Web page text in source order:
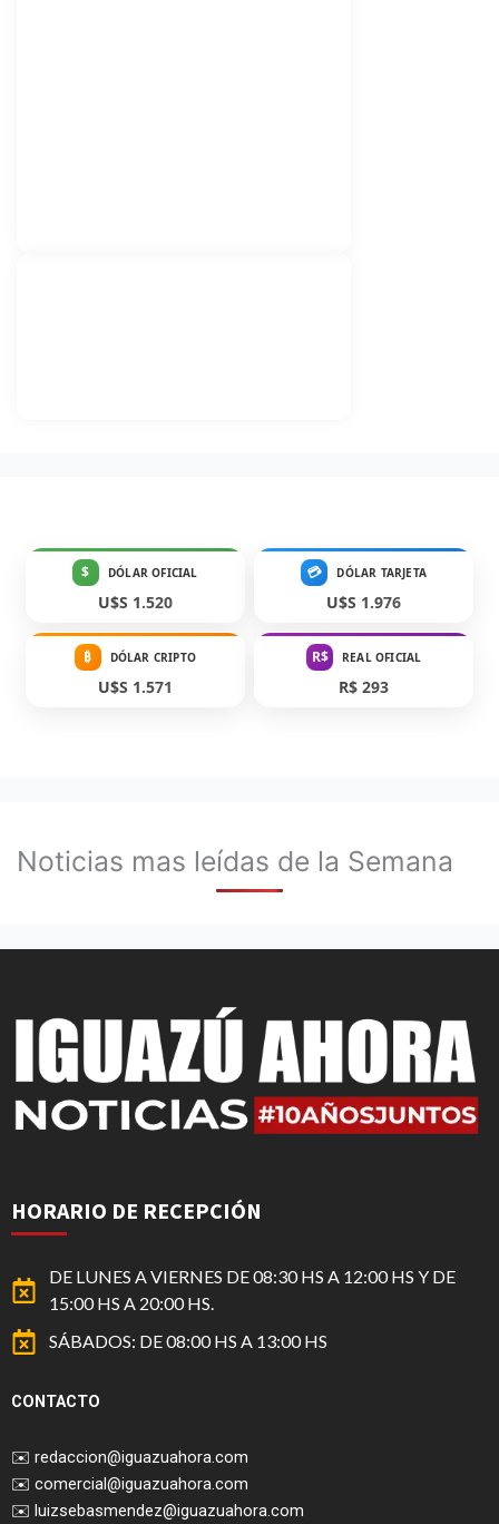
$ DÓLAR OFICIAL
U$S 1.520
💳 DÓLAR TARJETA
U$S 1.976
₿ DÓLAR CRIPTO
U$S 1.571
R$ REAL OFICIAL
R$ 293
Noticias mas leídas de la Semana
HORARIO DE RECEPCIÓN
DE LUNES A VIERNES DE 08:30 HS A 12:00 HS Y DE
15:00 HS A 20:00 HS.
SÁBADOS: DE 08:00 HS A 13:00 HS
CONTACTO
✉️ redaccion@iguazuahora.com
✉️ comercial@iguazuahora.com
✉️ luizsebasmendez@iguazuahora.com